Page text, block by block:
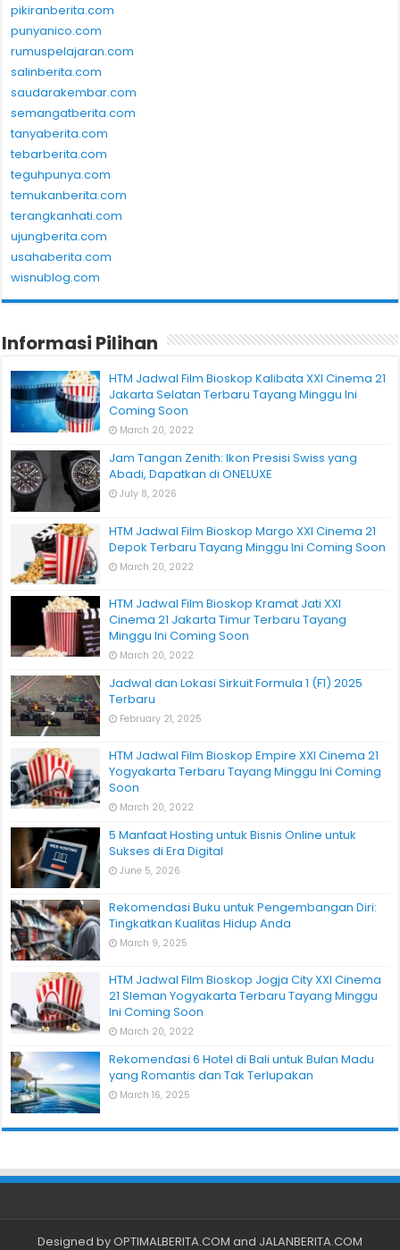
pikiranberita.com
punyanico.com
rumuspelajaran.com
salinberita.com
saudarakembar.com
semangatberita.com
tanyaberita.com
tebarberita.com
teguhpunya.com
temukanberita.com
terangkanhati.com
ujungberita.com
usahaberita.com
wisnublog.com
Informasi Pilihan
HTM Jadwal Film Bioskop Kalibata XXI Cinema 21
Jakarta Selatan Terbaru Tayang Minggu Ini
Coming Soon
March 20, 2022
Jam Tangan Zenith: Ikon Presisi Swiss yang
Abadi, Dapatkan di ONELUXE
July 8, 2026
HTM Jadwal Film Bioskop Margo XXI Cinema 21
Depok Terbaru Tayang Minggu Ini Coming Soon
March 20, 2022
HTM Jadwal Film Bioskop Kramat Jati XXI
Cinema 21 Jakarta Timur Terbaru Tayang
Minggu Ini Coming Soon
March 20, 2022
Jadwal dan Lokasi Sirkuit Formula 1 (F1) 2025
Terbaru
February 21, 2025
HTM Jadwal Film Bioskop Empire XXI Cinema 21
Yogyakarta Terbaru Tayang Minggu Ini Coming
Soon
March 20, 2022
5 Manfaat Hosting untuk Bisnis Online untuk
Sukses di Era Digital
June 5, 2026
Rekomendasi Buku untuk Pengembangan Diri:
Tingkatkan Kualitas Hidup Anda
March 9, 2025
HTM Jadwal Film Bioskop Jogja City XXI Cinema
21 Sleman Yogyakarta Terbaru Tayang Minggu
Ini Coming Soon
March 20, 2022
Rekomendasi 6 Hotel di Bali untuk Bulan Madu
yang Romantis dan Tak Terlupakan
March 16, 2025
Designed byOPTIMALBERITA.COM and JALANBERITA.COM